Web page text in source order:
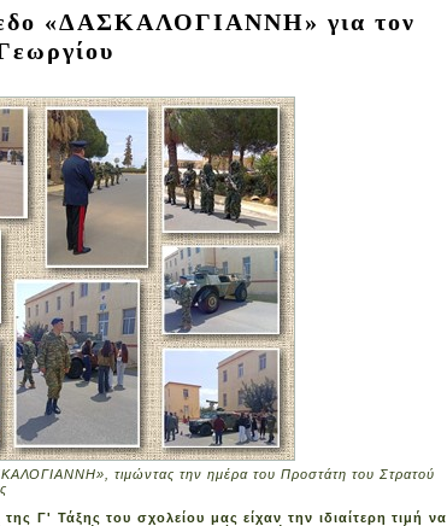
«ΔΑΣΚΑΛΟΓΙΑΝΝΗ» για τον
τιμώντας την ημέρα του Προστάτη του Στρατού
Γ' Τάξης του σχολείου μας είχαν την ιδιαίτερη τιμή να